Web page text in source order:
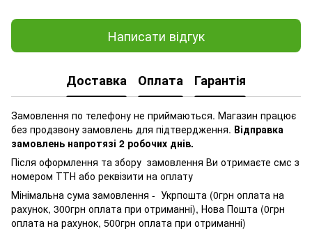
Написати відгук
Доставка Оплата Гарантія
Замовлення по телефону не приймаються. Магазин працює
без продзвону замовлень для підтвердження. Відправка
замовлень напротязі 2 робочих днів.
Після оформлення та збору замовлення Ви отримаєте смс з
номером ТТН або реквізити на оплату
Мінімальна сума замовлення - Укрпошта (0грн оплата на
рахунок, 300грн оплата при отриманні), Нова Пошта (0грн
оплата на рахунок, 500грн оплата при отриманні)